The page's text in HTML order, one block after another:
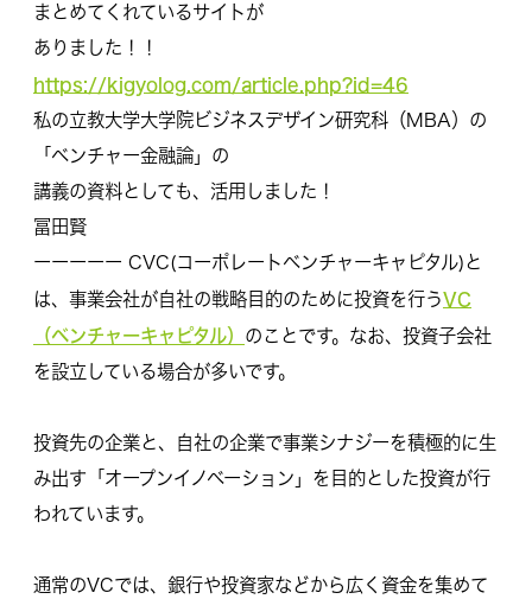
まとめてくれているサイトが
ありました！！
https://kigyolog.com/article.php?id=46
私の立教大学大学院ビジネスデザイン研究科（MBA）の
「ベンチャー金融論」の
講義の資料としても、活用しました！
冨田賢
ーーーーー CVC(コーポレートベンチャーキャピタル)と
は、事業会社が自社の戦略目的のために投資を行うVC
（ベンチャーキャピタル） のことです。なお、投資子会社
を設立している場合が多いです。
投資先の企業と、自社の企業で事業シナジーを積極的に生
み出す「 オープンイノベーション 」を目的とした投資が行
われています。
通常のVCでは、銀行や投資家などから広く資金を集めて